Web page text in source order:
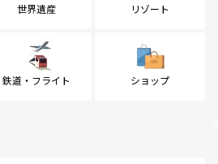
世界遺産 リゾート
鉄道・フライト ショップ